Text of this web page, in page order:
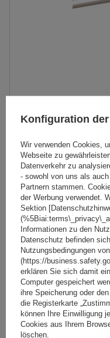
für herkömmliche
237,89 €inkl. MwSt
Große Menge verfügbar
In
SONDERANGEBOT
Konfiguration
Wir verwenden Cookies,
Webseite zu
Datenverkehr zu
- sowohl von uns als
Partnern stammen.
der Werbung verwendet.
Sektion
Informationen zu den
Datenschutz befinden
Nutzungsbedingungen
(https://
erklären Sie sich damit
Computer gespeichert
ihre Speicherung oder
die Registerkarte
können Ihre Einwilligung
Cookies aus Ihrem
löschen.